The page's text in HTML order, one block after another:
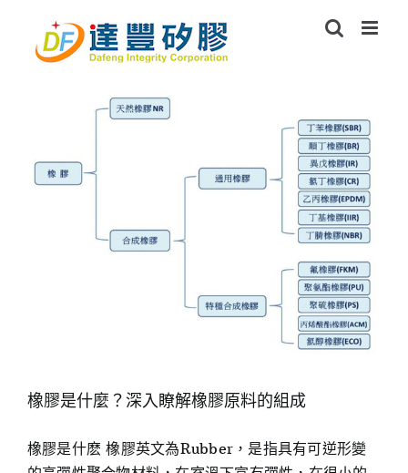
content
橡膠是什麼？深入瞭解橡膠原料的組成
橡膠是什麽 橡膠英文為Rubber，是指具有可逆形變